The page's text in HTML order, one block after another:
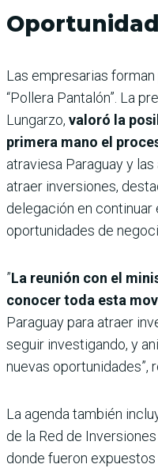
Las empresarias
“Pollera Pantalón”. La
Lungarzo, valoró la
primera mano el
atraviesa Paraguay y
atraer inversiones,
delegación en continuar
oportunidades de
”La reunión con el
conocer toda esta
Paraguay para atraer
seguir investigando, y
nuevas oportunidades”,
La agenda también
de la Red de
donde fueron expuestos